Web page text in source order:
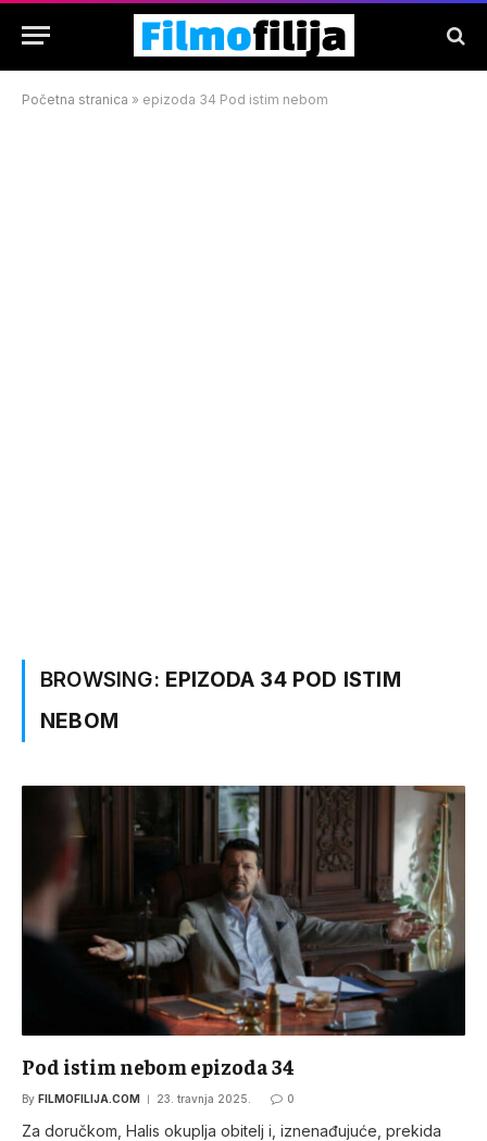
Početna stranica » epizoda 34 Pod istim nebom
BROWSING: EPIZODA 34 POD ISTIM
NEBOM
Pod istim nebom epizoda 34
By FILMOFILIJA.COM 23. travnja 2025. 0
Za doručkom, Halis okuplja obitelj i, iznenađujuće, prekida